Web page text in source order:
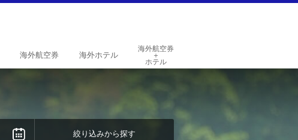
海外航空券 海外ホテル
海外航空券
＋
ホテル
絞り込みから探す